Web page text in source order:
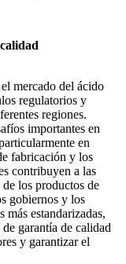
mercado del ácido
regulatorios y
regiones.
importantes en
en
fabricación y los
contribuyen a las
los productos de
gobiernos y los
más estandarizadas,
garantía de calidad
y garantizar el